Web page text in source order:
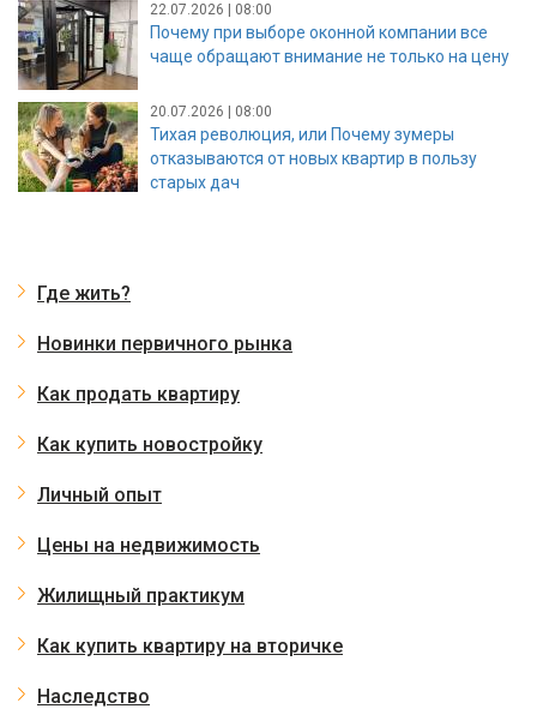
22.07.2026 | 08:00
Почему при выборе оконной компании все
чаще обращают внимание не только на цену
20.07.2026 | 08:00
Тихая революция, или Почему зумеры
отказываются от новых квартир в пользу
старых дач
Где жить?
Новинки первичного рынка
Как продать квартиру
Как купить новостройку
Личный опыт
Цены на недвижимость
Жилищный практикум
Как купить квартиру на вторичке
Наследство